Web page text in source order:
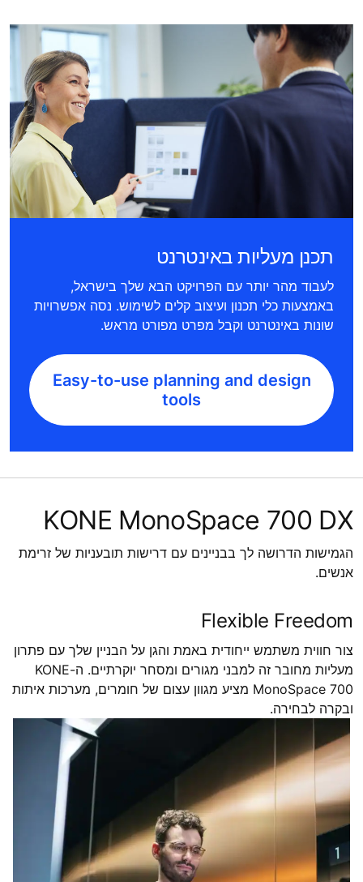
תכנן מעליות באינטרנט
לעבוד מהר יותר עם הפרויקט הבא שלך בישראל,
באמצעות כלי תכנון ועיצוב קלים לשימוש. נסה אפשרויות
שונות באינטרנט וקבל מפרט מפורט מראש.
Easy-to-use planning and design
tools
KONE MonoSpace 700 DX
הגמישות הדרושה לך בבניינים עם דרישות תובעניות של זרימת
אנשים.
Flexible Freedom
צור חווית משתמש ייחודית באמת והגן על הבניין שלך עם פתרון
מעליות מחובר זה למבני מגורים ומסחר יוקרתיים. ה-KONE
MonoSpace 700 מציע מגוון עצום של חומרים, מערכות איתות
ובקרה לבחירה.